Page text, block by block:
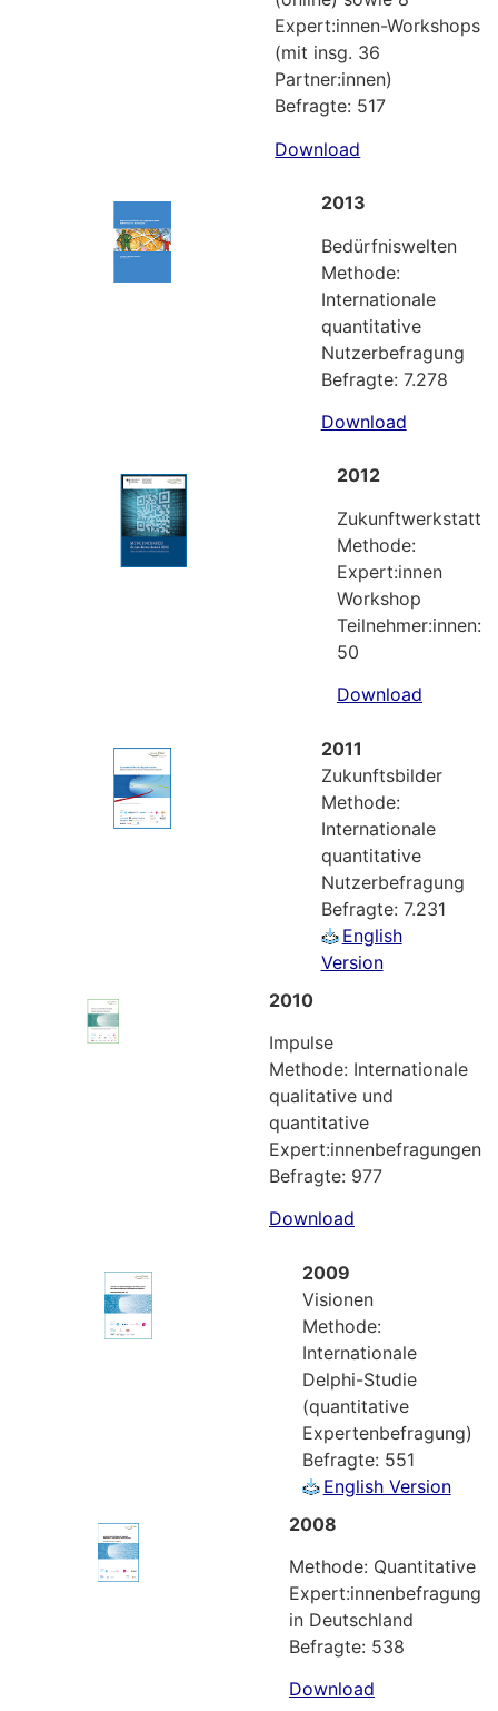
Expert:innen-Workshops
(mit insg. 36
Partner:innen)
Befragte: 517
Download
2013
Bedürfniswelten
Methode:
Internationale
quantitative
Nutzerbefragung
Befragte: 7.278
Download
2012
Zukunftwerkstatt
Methode:
Expert:innen
Workshop
Teilnehmer:innen:
50
Download
2011
Zukunftsbilder
Methode:
Internationale
quantitative
Nutzerbefragung
Befragte: 7.231
English
Version
2010
Impulse
Methode: Internationale
qualitative und
quantitative
Expert:innenbefragungen
Befragte: 977
Download
2009
Visionen
Methode:
Internationale
Delphi-Studie
(quantitative
Expertenbefragung)
Befragte: 551
English Version
2008
Methode: Quantitative
Expert:innenbefragung
in Deutschland
Befragte: 538
Download